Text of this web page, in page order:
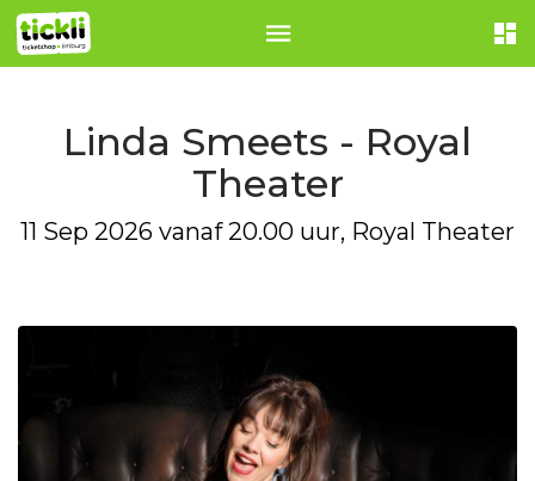
Linda Smeets - Royal
Theater
11 Sep 2026 vanaf 20.00 uur, Royal Theater